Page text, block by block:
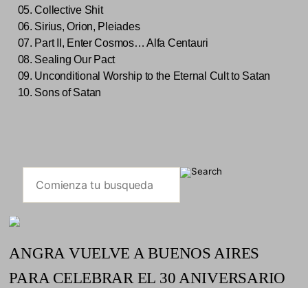
05. Collective Shit
06. Sirius, Orion, Pleiades
07. Part II, Enter Cosmos… Alfa Centauri
08. Sealing Our Pact
09. Unconditional Worship to the Eternal Cult to Satan
10. Sons of Satan
ANGRA VUELVE A BUENOS AIRES
PARA CELEBRAR EL 30 ANIVERSARIO